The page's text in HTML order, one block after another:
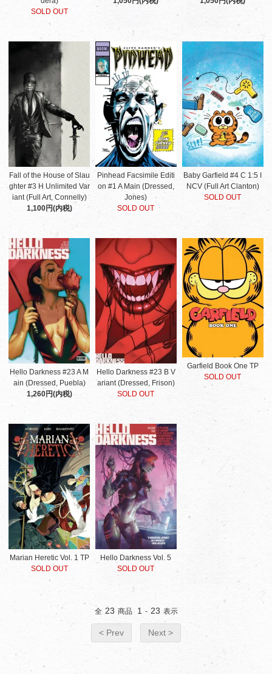
SOLD OUT
Fall of the House of Slau
ghter #3 H Unlimited Var
iant (Full Art, Connelly)
1,100円(内税)
Pinhead Facsimile Editi
on #1 A Main (Dressed,
Jones)
SOLD OUT
Baby Garfield #4 C 1:5 I
NCV (Full Art Clanton)
SOLD OUT
Hello Darkness #23 A M
ain (Dressed, Puebla)
1,260円(内税)
Hello Darkness #23 B V
ariant (Dressed, Frison)
SOLD OUT
Garfield Book One TP
SOLD OUT
Marian Heretic Vol. 1 TP
SOLD OUT
Hello Darkness Vol. 5
SOLD OUT
全 23 商品 1 - 23 表示
< Prev Next >